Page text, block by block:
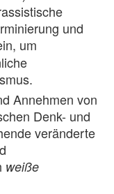
und
um
Annehmen von
Denk- und
veränderte
weiße